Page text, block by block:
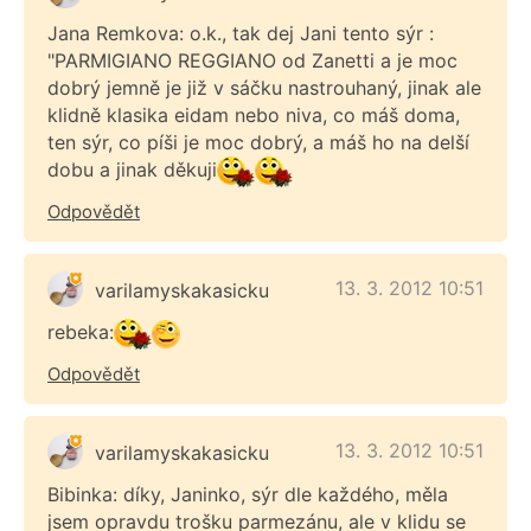
Jana Remkova: o.k., tak dej Jani tento sýr :
"PARMIGIANO REGGIANO od Zanetti a je moc
dobrý jemně je již v sáčku nastrouhaný, jinak ale
klidně klasika eidam nebo niva, co máš doma,
ten sýr, co píši je moc dobrý, a máš ho na delší
dobu a jinak děkuji
Odpovědět
varilamyskakasicku
13. 3. 2012 10:51
rebeka:
Odpovědět
varilamyskakasicku
13. 3. 2012 10:51
Bibinka: díky, Janinko, sýr dle každého, měla
jsem opravdu trošku parmezánu, ale v klidu se